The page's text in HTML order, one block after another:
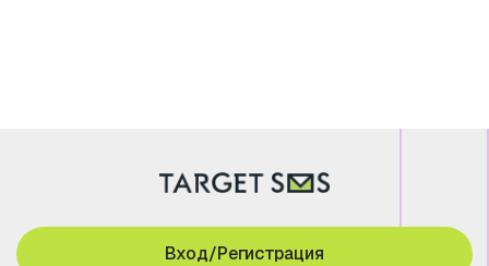
Вход/Регистрация